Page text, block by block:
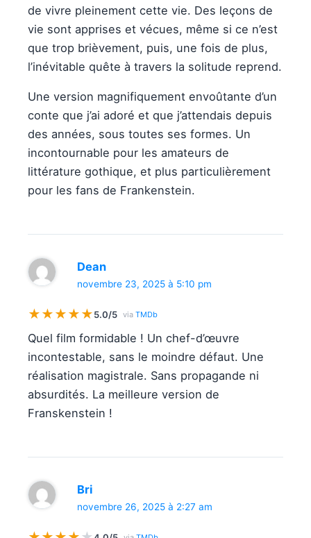
de vivre pleinement cette vie. Des leçons de
vie sont apprises et vécues, même si ce n’est
que trop brièvement, puis, une fois de plus,
l’inévitable quête à travers la solitude reprend.
Une version magnifiquement envoûtante d’un
conte que j’ai adoré et que j’attendais depuis
des années, sous toutes ses formes. Un
incontournable pour les amateurs de
littérature gothique, et plus particulièrement
pour les fans de Frankenstein.
Dean
novembre 23, 2025 à 5:10 pm
★★★★★5.0/5 via TMDb
Quel film formidable ! Un chef-d’œuvre
incontestable, sans le moindre défaut. Une
réalisation magistrale. Sans propagande ni
absurdités. La meilleure version de
Franskenstein !
Bri
novembre 26, 2025 à 2:27 am